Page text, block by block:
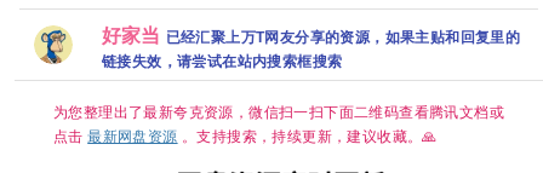
度网盘资源
2 4K全集网
盘资源分享
【附赠 老九
门2部全+番
外全系列】
夸克
源链接
英字幕】
翰 / 朴艺
又名: 第
安娜 / 두
Anna
好家当 已经汇聚上万T网友分享的资源，如果主贴和回复里的
链接失效，请尝试在站内搜索框搜索
为您整理出了最新夸克资源，微信扫一扫下面二维码查看腾讯文档或
点击最新网盘资源 。支持搜索，持续更新，建议收藏。🙏